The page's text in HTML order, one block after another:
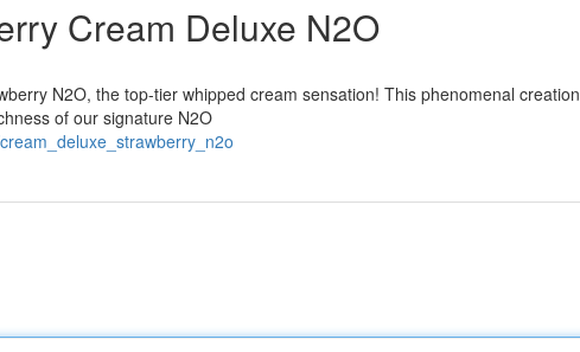
Cream Deluxe N2O
N2O, the top-tier whipped cream sensation! This phenomenal creation
of our signature N2O